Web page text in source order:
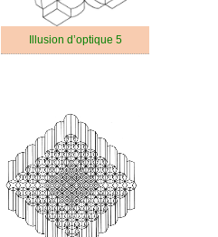
Illusion d’optique 5